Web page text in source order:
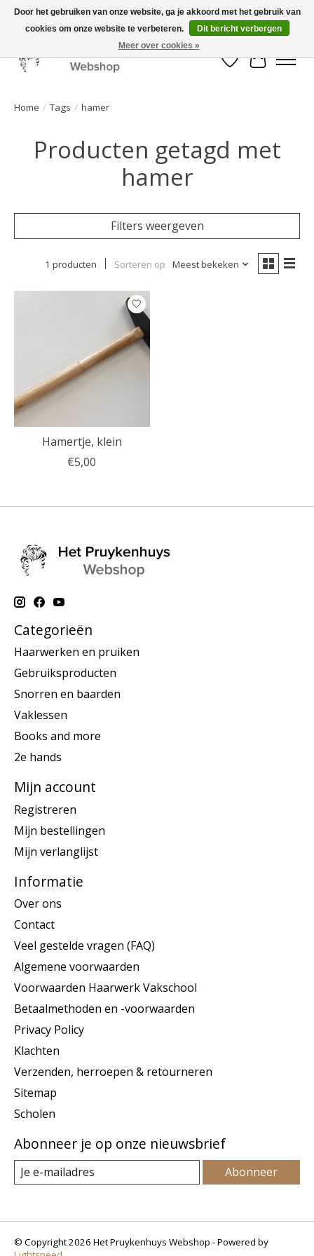
Mooi werk, snelle levering!
Verlanglijst
Home / Tags / hamer
Producten getagd met
hamer
Filters weergeven
1 producten Sorteren op Meest bekeken
Hamertje, klein
€5,00
Categorieën
Haarwerken en pruiken
Gebruiksproducten
Snorren en baarden
Vaklessen
Books and more
2e hands
Mijn account
Registreren
Mijn bestellingen
Mijn verlanglijst
Informatie
Over ons
Contact
Veel gestelde vragen (FAQ)
Algemene voorwaarden
Voorwaarden Haarwerk Vakschool
Betaalmethoden en -voorwaarden
Privacy Policy
Klachten
Verzenden, herroepen & retourneren
Sitemap
Scholen
Abonneer je op onze nieuwsbrief
Abonneer
© Copyright 2026 Het Pruykenhuys Webshop - Powered by
Door het gebruiken van onze website, ga je akkoord met het gebruik van
cookies om onze website te verbeteren.
Dit bericht verbergen
Meer over cookies »